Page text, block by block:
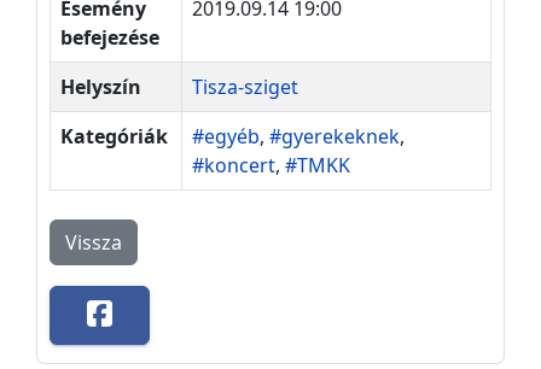
Esemény
befejezése
2019.09.14 19:00
Helyszín
Tisza-sziget
Kategóriák
#egyéb, #gyerekeknek,
#koncert, #TMKK
Vissza